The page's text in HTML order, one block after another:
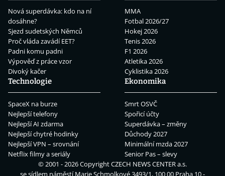
Nová superdávka: kdo na ní
dosáhne?
Sjezd sudetských Němců
Proč vláda zavádí EET?
Padni komu padni
Výpověď z práce vzor
Divoký kačer
MMA
Fotbal 2026/27
Hokej 2026
Tenis 2026
F1 2026
Atletika 2026
Cyklistika 2026
Technologie
SpaceX na burze
Nejlepší telefony
Nejlepší AI zdarma
Nejlepší chytré hodinky
Nejlepší VPN – srovnání
Netflix filmy a seriály
Ekonomika
Smrt OSVČ
Spořicí účty
Superdávka – změny
Důchody 2027
Minimální mzda 2027
Senior Pas – slevy
© 2001 - 2026 CopyrightCZECH NEWS CENTER a.s.
se sídlem náměstí Marie Schmolkové 3493/1, 100 00 Praha 10 -